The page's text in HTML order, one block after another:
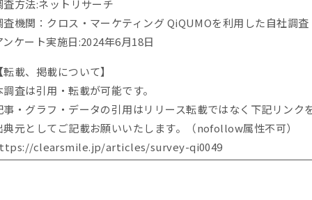
査方法:ネットリサーチ
査機関：クロス・マーケティング QiQUMOを利用した自社調査
ンケート実施日:2024年6月18日
転載、掲載について】
調査は引用・転載が可能です。
事・グラフ・データの引用はリリース転載ではなく下記リンク
典元としてご記載お願いいたします。（nofollow属性不可）
clearsmile.jp/articles/survey-qi0049